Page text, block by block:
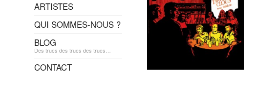
ARTISTES
QUI SOMMES-NOUS ?
BLOG
Des trucs des trucs des trucs…
CONTACT